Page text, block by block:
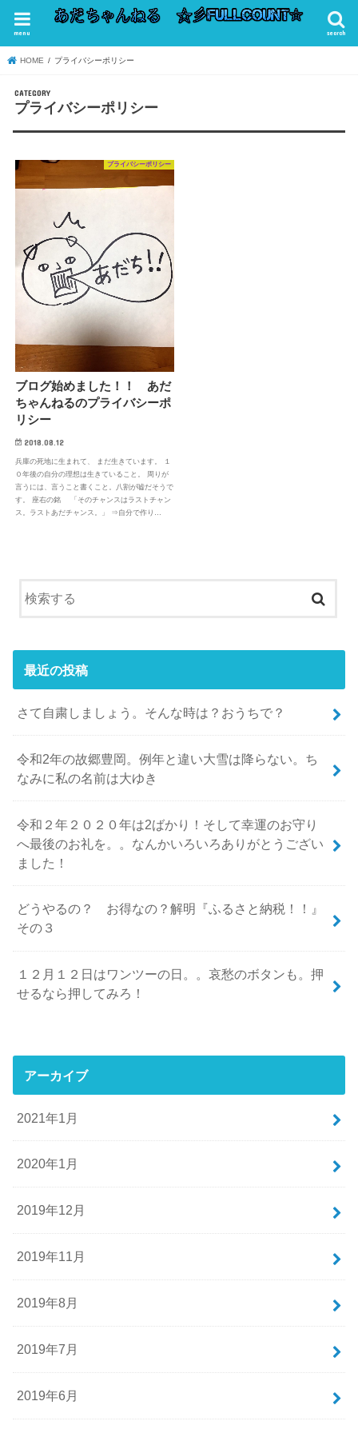
search
menu
HOME プライバシーポリシー
プライバシーポリシー
プライバシーポリシー
ブログ始めました！！ あだ
ちゃんねるのプライバシーポ
リシー
2018.08.12
兵庫の死地に生まれて、 まだ生きています。 １
０年後の自分の理想は生きていること。 周りが
言うには、言うこと書くこと。八割が嘘だそうで
す。 座右の銘 「そのチャンスはラストチャン
ス。ラストあだチャンス。」 ⇒自分で作り…
最近の投稿
さて自粛しましょう。そんな時は？おうちで？
令和2年の故郷豊岡。例年と違い大雪は降らない。ち
なみに私の名前は大ゆき
令和２年２０２０年は2ばかり！そして幸運のお守り
へ最後のお礼を。。なんかいろいろありがとうござい
ました！
どうやるの？ お得なの？解明『ふるさと納税！！』
その３
１２月１２日はワンツーの日。。哀愁のボタンも。押
せるなら押してみろ！
アーカイブ
2021年1月
2020年1月
2019年12月
2019年11月
2019年8月
2019年7月
2019年6月